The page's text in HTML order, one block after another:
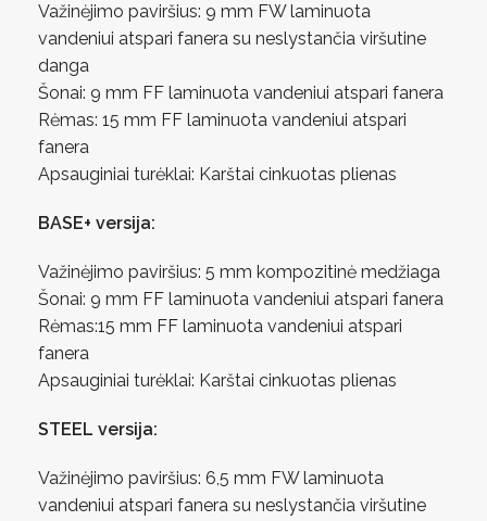
Važinėjimo paviršius: 9 mm FW laminuota
vandeniui atspari fanera su neslystančia viršutine
danga
Šonai: 9 mm FF laminuota vandeniui atspari fanera
Rėmas: 15 mm FF laminuota vandeniui atspari
fanera
Apsauginiai turėklai: Karštai cinkuotas plienas
BASE+ versija:
Važinėjimo paviršius: 5 mm kompozitinė medžiaga
Šonai: 9 mm FF laminuota vandeniui atspari fanera
Rėmas:15 mm FF laminuota vandeniui atspari
fanera
Apsauginiai turėklai: Karštai cinkuotas plienas
STEEL versija:
Važinėjimo paviršius: 6,5 mm FW laminuota
vandeniui atspari fanera su neslystančia viršutine